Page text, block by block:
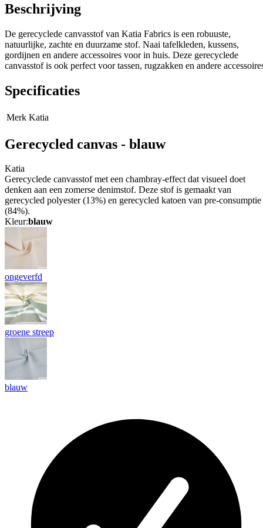
Beschrijving
De gerecyclede canvasstof van Katia Fabrics is een robuuste,
natuurlijke, zachte en duurzame stof. Naai tafelkleden, kussens,
gordijnen en andere accessoires voor in huis. Deze gerecyclede
canvasstof is ook perfect voor tassen, rugzakken en andere
Specificaties
Merk Katia
Gerecycled canvas - blauw
Katia
Gerecyclede canvasstof met een chambray-effect dat visueel doet
denken aan een zomerse denimstof. Deze stof is gemaakt van
gerecycled polyester (13%) en gerecycled katoen van pre-consumptie
(84%).
Kleur:blauw
ongeverfd
groene streep
blauw